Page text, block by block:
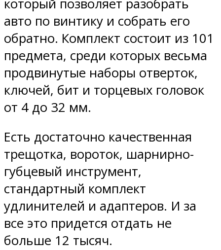
который позволяет разобрать
авто по винтику и собрать его
обратно. Комплект состоит из 101
предмета, среди которых весьма
продвинутые наборы отверток,
ключей, бит и торцевых головок
от 4 до 32 мм.
Есть достаточно качественная
трещотка, вороток, шарнирно-
губцевый инструмент,
стандартный комплект
удлинителей и адаптеров. И за
все это придется отдать не
больше 12 тысяч.